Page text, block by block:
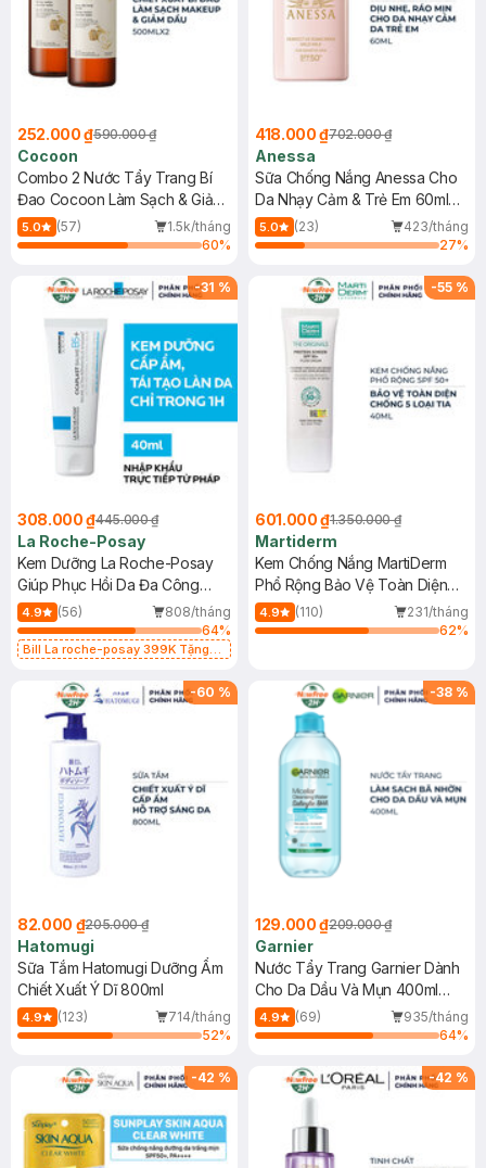
252.000 ₫590.000 ₫
Cocoon
Combo 2 Nước Tẩy Trang Bí
Đao Cocoon Làm Sạch & Giảm
Dầu 500ml
5.0 (57)
1.5k/tháng
60%
418.000 ₫702.000 ₫
Anessa
Sữa Chống Nắng Anessa Cho
Da Nhạy Cảm & Trẻ Em 60ml
(Mới)
5.0 (23)
423/tháng
27%
-31 %
308.000 ₫445.000 ₫
La Roche-Posay
Kem Dưỡng La Roche-Posay
Giúp Phục Hồi Da Đa Công
Dụng 40ml
4.9 (56)
808/tháng
64%
Bill La roche-posay 399K Tặng
(SL có hạn)
-55 %
601.000 ₫1.350.000 ₫
Martiderm
Kem Chống Nắng MartiDerm
Phổ Rộng Bảo Vệ Toàn Diện
40ml
4.9 (110)
231/tháng
62%
-60 %
82.000 ₫205.000 ₫
Hatomugi
Sữa Tắm Hatomugi Dưỡng Ẩm
Chiết Xuất Ý Dĩ 800ml
4.9 (123)
714/tháng
52%
-38 %
129.000 ₫209.000 ₫
Garnier
Nước Tẩy Trang Garnier Dành
Cho Da Dầu Và Mụn 400ml
(Mới)
4.9 (69)
935/tháng
64%
-42 % -42 %